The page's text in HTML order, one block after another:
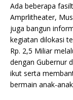
Ada beberapa
Amprlitheater,
juga bangun
kegiatan dilokasi
Rp. 2,5 Miliar
dengan Gubernur
ikut serta
bermain anak-